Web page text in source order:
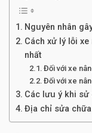
Nguyên nhân
Cách xử lý lỗi
nhất
Đối với xe
Đối với xe
Các lưu ý khi sử
Địa chỉ sửa